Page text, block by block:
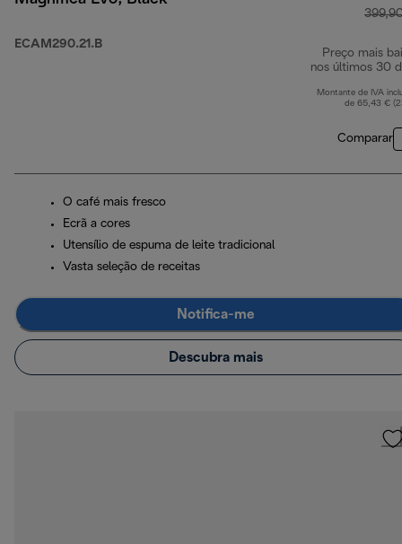
ECAM290.21.B
Preço mais
nos últimos 30
Montante de IVA
de 65,43 €
Comparar
O café mais fresco
Ecrã a cores
Utensílio de espuma de leite tradicional
Vasta seleção de receitas
Notifica-me
Descubra mais